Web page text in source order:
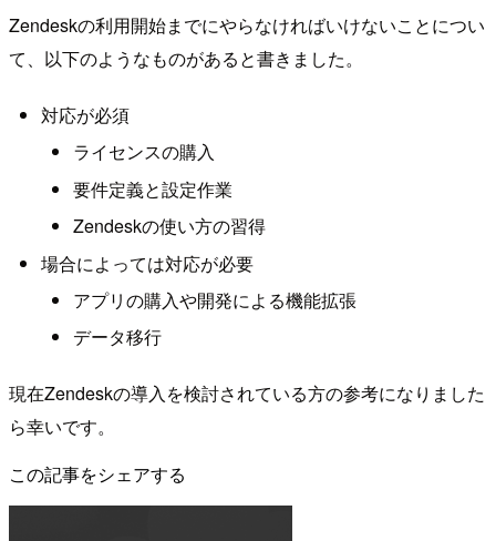
Zendeskの利用開始までにやらなければいけないことについ
て、以下のようなものがあると書きました。
対応が必須
ライセンスの購入
要件定義と設定作業
Zendeskの使い方の習得
場合によっては対応が必要
アプリの購入や開発による機能拡張
データ移行
現在Zendeskの導入を検討されている方の参考になりました
ら幸いです。
この記事をシェアする